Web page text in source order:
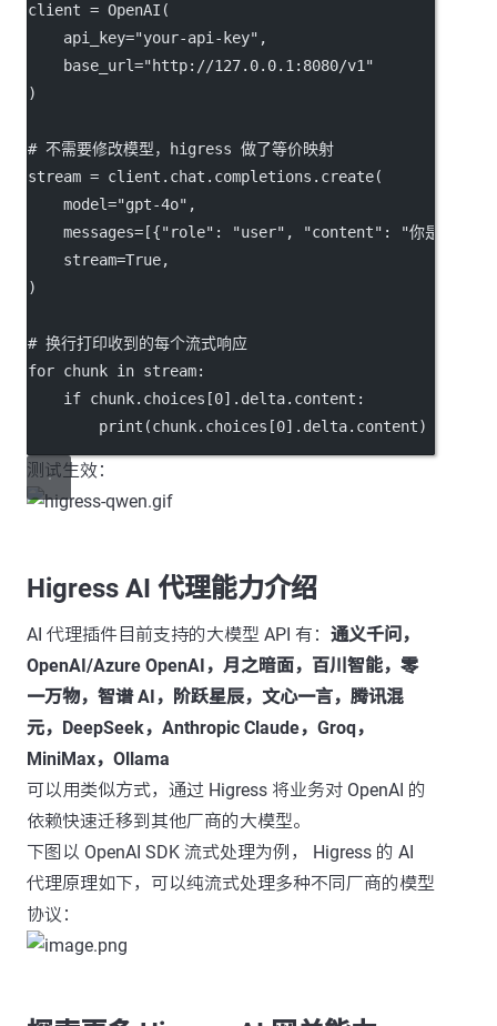
client = OpenAI(
api_key="your-api-key" ,
base_url="http://127.0.0.1:8080/v1"
)
# 不需要修改模型，higress 做了等价映射
stream = client.chat.completions.create(
model="gpt-4o" ,
messages= [{"role" : "user" , "content" : "你是谁"
stream=True,
)
# 换行打印收到的每个流式响应
for chunk in stream:
if chunk.choices[0].delta.content:
print (chunk.choices[0].delta.content)
测试生效：
Higress AI 代理能力介绍
AI 代理插件目前支持的大模型 API 有： 通义千问，
OpenAI/Azure OpenAI，月之暗面，百川智能，零
一万物，智谱 AI，阶跃星辰，文心一言，腾讯混
元，DeepSeek，Anthropic Claude，Groq，
MiniMax，Ollama
可以用类似方式，通过 Higress 将业务对 OpenAI 的
依赖快速迁移到其他厂商的大模型。
下图以 OpenAI SDK 流式处理为例， Higress 的 AI
代理原理如下，可以纯流式处理多种不同厂商的模型
协议：